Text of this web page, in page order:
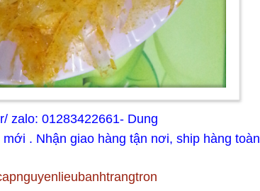
zalo: 01283422661- Dung
. Nhận giao hàng tận nơi, ship hàng toàn